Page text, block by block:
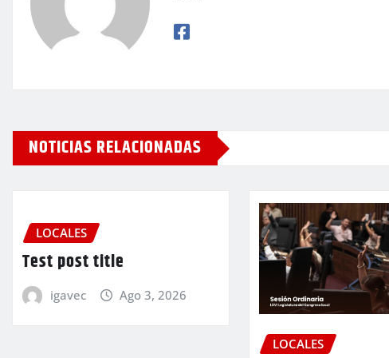
NOTICIAS RELACIONADAS
LOCALES
Test post title
igavec Ago 3, 2026
LOCALES